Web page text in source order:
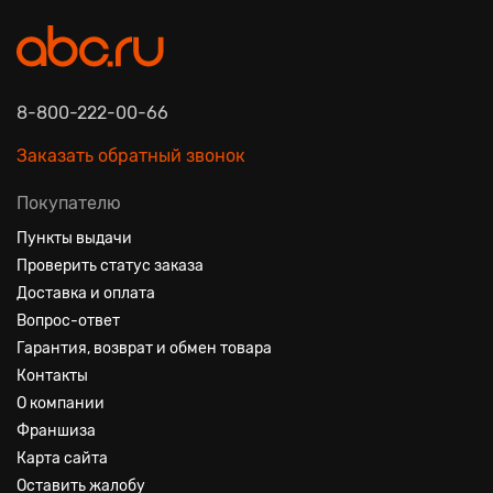
8-800-222-00-66
Заказать обратный звонок
Покупателю
Пункты выдачи
Проверить статус заказа
Доставка и оплата
Вопрос-ответ
Гарантия, возврат и обмен товара
Контакты
О компании
Франшиза
Карта сайта
Оставить жалобу